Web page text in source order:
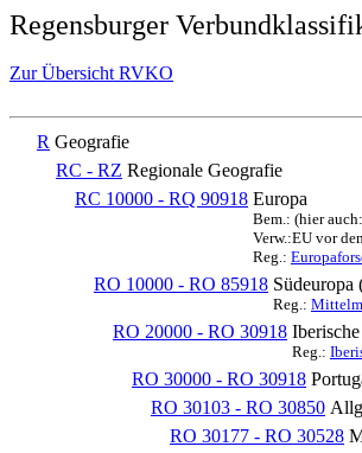
Regensburger
Zur Übersicht RVKO
R Geografie
RC - RZ Regionale Geografie
RC 10000 - RQ 90918 Europa
Bem.: (hier
Verw.:EU vor
Reg.:
RO 10000 - RO 85918 Südeuropa
Reg.:
RO 20000 - RO 30918
Reg.:
RO 30000 - RO 30918
RO 30103 - RO 30850
RO 30177 - RO 30528